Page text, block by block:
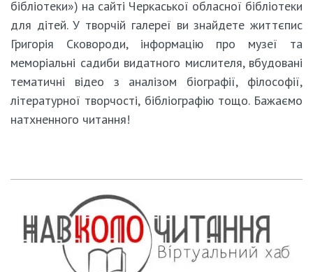
бібліотеки») на сайті Черкаської обласної бібліотеки
для дітей. У творчій галереї ви знайдете життєпис
Григорія Сковороди, інформацію про музеї та
меморіальні садиби видатного мислителя, вбудовані
тематичні відео з аналізом біографії, філософії,
літературної творчості, бібліографію тощо. Бажаємо
натхненного читання!